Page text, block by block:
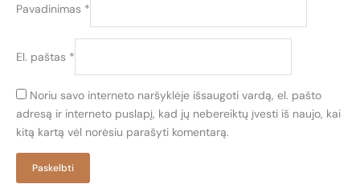
Pavadinimas *
El. paštas *
Noriu savo interneto naršyklėje išsaugoti vardą, el. pašto
adresą ir interneto puslapį, kad jų nebereiktų įvesti iš naujo, kai
kitą kartą vėl norėsiu parašyti komentarą.